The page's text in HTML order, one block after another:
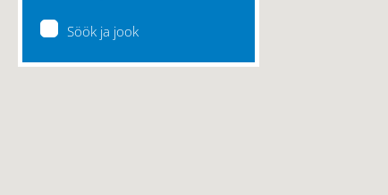
Söök ja jook